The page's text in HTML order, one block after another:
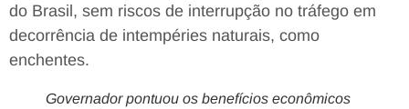
do Brasil, sem riscos de interrupção no tráfego em
decorrência de intempéries naturais, como
enchentes.
Governador pontuou os benefícios econômicos